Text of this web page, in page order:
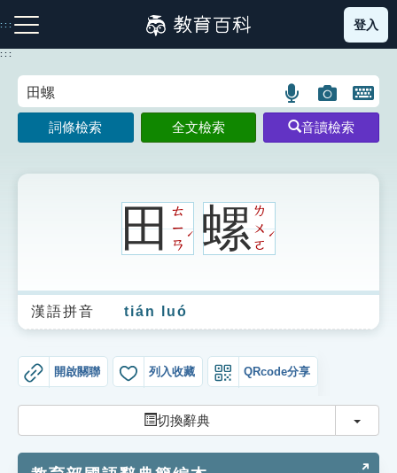
到
主
:::
注音索引圖示 筆畫索引圖示 部首索引表圖示
生字詞彙表
成語故事
索引選單
登入
:::
語
言
搜
圖
片
搜
開
鍵
圖
詞條檢索 全文檢索 音讀檢索
田ㄊ
ㄧ
ㄢ
ˊ 螺ㄌ
ㄨ
ㄛ
ˊ
漢語拼音 tián luó
開啟關聯 列入收藏 QRcode分享
切換辭典 切換